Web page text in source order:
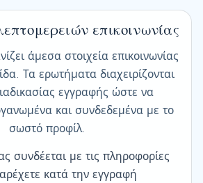
επικοινωνίας
άμεσα στοιχεία επικοινωνίας
Τα ερωτήματα διαχειρίζονται
εγγραφής ώστε να
και συνδεδεμένα με το
σωστό προφίλ.
συνδέεται με τις πληροφορίες
κατά την εγγραφή